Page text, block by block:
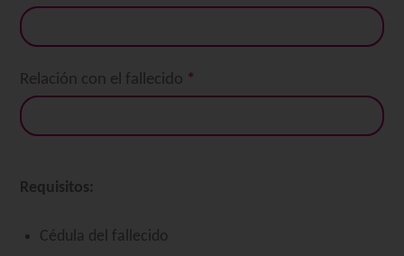
Relación con el fallecido *
Requisitos:
Cédula del fallecido